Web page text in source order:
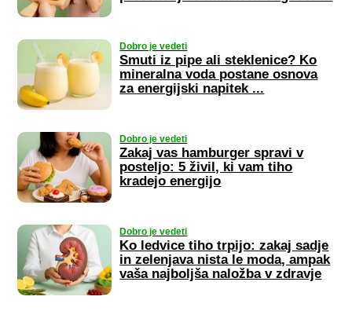
Dobro je vedeti
Smuti iz pipe ali steklenice? Ko
mineralna voda postane osnova
za energijski napitek ...
Dobro je vedeti
Zakaj vas hamburger spravi v
posteljo: 5 živil, ki vam tiho
kradejo energijo
Dobro je vedeti
Ko ledvice tiho trpijo: zakaj sadje
in zelenjava nista le moda, ampak
vaša najboljša naložba v zdravje